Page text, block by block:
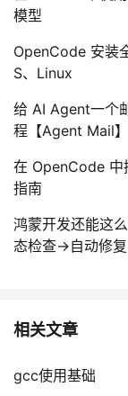
模型
OpenCode 安装
S、Linux
给 AI Agent一个
程【Agent Mail】
在 OpenCode 中
指南
鸿蒙开发还能这
态检查→自动修
相关文章
gcc使用基础